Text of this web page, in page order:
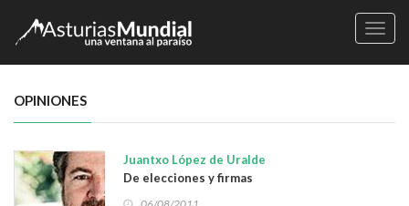
OPINIONES
Juantxo López de Uralde
De elecciones y firmas